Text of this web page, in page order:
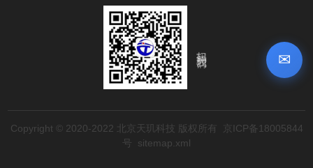
✉
Copyright © 2020-2022 北京天玑科技 版权所有
京ICP备18005844
号
sitemap.xml